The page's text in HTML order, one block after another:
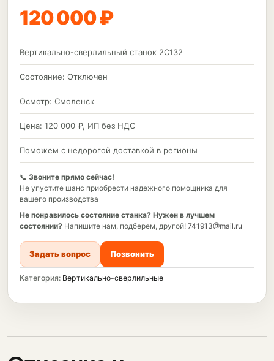
120 000 ₽
Вертикально-сверлильный станок 2С132
Состояние: Отключен
Осмотр: Смоленск
Цена: 120 000 ₽, ИП без НДС
Поможем с недорогой доставкой в регионы
📞 Звоните прямо сейчас!
Не упустите шанс приобрести надежного помощника для
вашего производства
Не понравилось состояние станка? Нужен в лучшем
состоянии? Напишите нам, подберем, другой! 741913@mail.ru
Задать вопрос Позвонить
Категория: Вертикально-сверлильные